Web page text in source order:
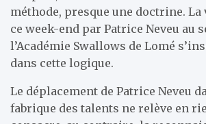
méthode, presque une doctrine. La
ce week-end par Patrice Neveu au
l’Académie Swallows de Lomé
dans cette logique.
Le déplacement de Patrice Neveu
fabrique des talents ne relève en